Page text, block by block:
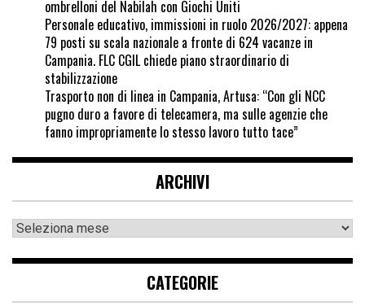
ombrelloni del Nabilah con Giochi Uniti
Personale educativo, immissioni in ruolo 2026/2027: appena
79 posti su scala nazionale a fronte di 624 vacanze in
Campania. FLC CGIL chiede piano straordinario di
stabilizzazione
Trasporto non di linea in Campania, Artusa: “Con gli NCC
pugno duro a favore di telecamera, ma sulle agenzie che
fanno impropriamente lo stesso lavoro tutto tace”
ARCHIVI
CATEGORIE